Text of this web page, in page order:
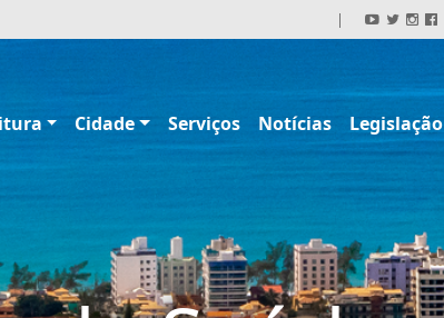
|
Cidade Serviços Notícias Legislação